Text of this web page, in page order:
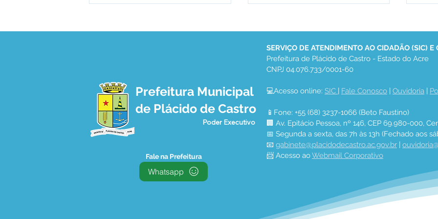
PREFEITURA E SEBRAE SE
REÚNEM E DISCUTEM
PROGRAMA CIDADE
EMPREENDEDORA
Castro realiza Conferência
Municipal de Saúde e
reforça compromisso com
a população
Prefeitura Municipal
de Plácido de Castro
Poder Executivo
Fale na Prefeitura
Whatsapp
SERVIÇO DE ATENDIMENTO AO CIDADÃO (SIC) E
Prefeitura de Plácido de Castro - Estado do Acre
CNPJ 04.076.733/0001-60
💻Acesso online: SIC | Fale Conosco | Ouvidoria |
📱Fone: +55 (68) 3237-1066 (Beto Faustino)
🏢 Av. Epitácio Pessoa, nº 146, CEP 69.980-000,
📅 Segunda a sexta, das 7h às 13h (Fechado aos
📧 gabinete@placidodecastro.ac.gov.br |
📨 Acesso ao Webmail Corporativo